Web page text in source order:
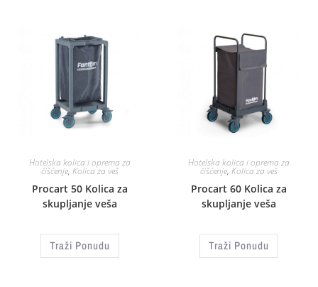
Hotelska kolica i oprema za
čišćenje, Kolica za veš
Procart 50 Kolica za
skupljanje veša
Traži Ponudu
Hotelska kolica i oprema za
čišćenje, Kolica za veš
Procart 60 Kolica za
skupljanje veša
Traži Ponudu